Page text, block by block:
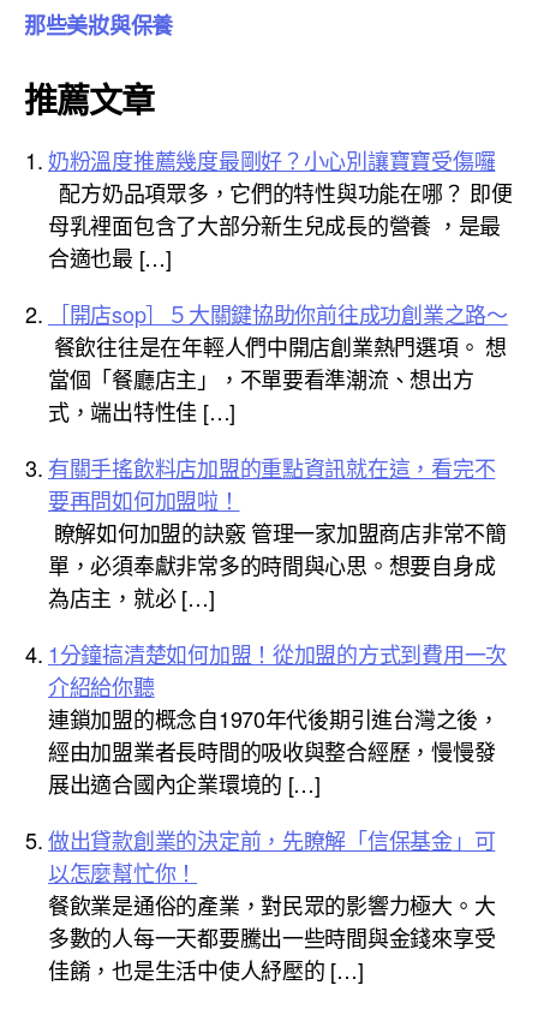
那些美妝與保養
推薦文章
奶粉溫度推薦幾度最剛好？小心別讓寶寶受傷囉
配方奶品項眾多，它們的特性與功能在哪？ 即便
母乳裡面包含了大部分新生兒成長的營養 ，是最
合適也最 […]
［開店sop］５大關鍵協助你前往成功創業之路～
餐飲往往是在年輕人們中開店創業熱門選項。 想
當個「餐廳店主」，不單要看準潮流、想出方
式，端出特性佳 […]
有關手搖飲料店加盟的重點資訊就在這，看完不
要再問如何加盟啦！
瞭解如何加盟的訣竅 管理一家加盟商店非常不簡
單，必須奉獻非常多的時間與心思。想要自身成
為店主，就必 […]
1分鐘搞清楚如何加盟！從加盟的方式到費用一次
介紹給你聽
連鎖加盟的概念自1970年代後期引進台灣之後，
經由加盟業者長時間的吸收與整合經歷，慢慢發
展出適合國內企業環境的 […]
做出貸款創業的決定前，先瞭解「信保基金」可
以怎麼幫忙你！
餐飲業是通俗的產業，對民眾的影響力極大。大
多數的人每一天都要騰出一些時間與金錢來享受
佳餚，也是生活中使人紓壓的 […]